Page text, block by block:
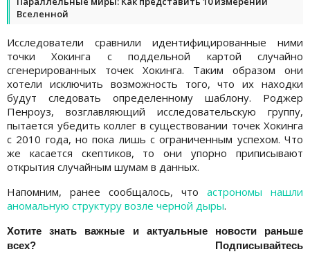
Вселенной
Исследователи сравнили идентифицированные ними
точки Хокинга с поддельной картой случайно
сгенерированных точек Хокинга. Таким образом они
хотели исключить возможность того, что их находки
будут следовать определенному шаблону. Роджер
Пенроуз, возглавляющий исследовательскую группу,
пытается убедить коллег в существовании точек Хокинга
с 2010 года, но пока лишь с ограниченным успехом. Что
же касается скептиков, то они упорно приписывают
открытия случайным шумам в данных.
Напомним, ранее сообщалось, что астрономы нашли
аномальную структуру возле черной дыры.
Хотите знать важные и актуальные новости раньше
всех? Подписывайтесь